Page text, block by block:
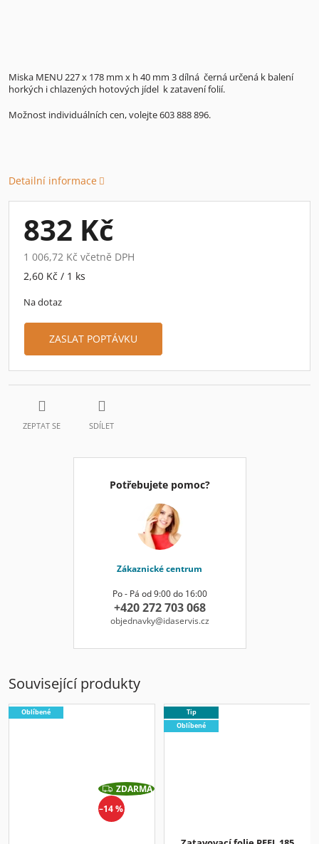
Miska MENU 227 x 178 mm x h 40 mm 3 dílná černá určená k balení
horkých i chlazených hotových jídel k zatavení folií.
Možnost individuálních cen, volejte 603 888 896.
Detailní informace
832 Kč
1 006,72 Kč včetně DPH
Měrná
2,60 Kč / 1 ks
Na dotaz
ZASLAT POPTÁVKU
ZEPTAT SE SDÍLET
Potřebujete pomoc?
Zákaznické centrum
Po - Pá od 9:00 do 16:00
+420 272 703 068
objednavky@idaservis.cz
Související produkty
Oblíbené
Z
D
A
R
ZDARMA
–14 %
Tip
Oblíbené